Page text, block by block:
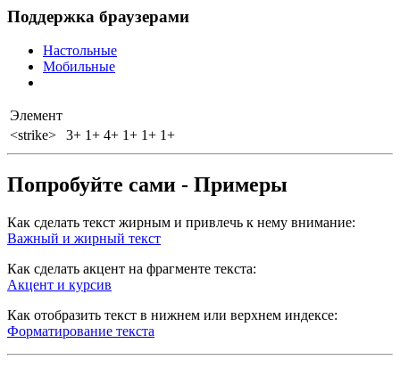
Поддержка браузерами
Настольные
Мобильные
Элемент
<strike>
3+ 1+ 4+ 1+ 1+ 1+
Попробуйте сами - Примеры
Как сделать текст жирным и привлечь к нему внимание:
Важный и жирный текст
Как сделать акцент на фрагменте текста:
Акцент и курсив
Как отобразить текст в нижнем или верхнем индексе:
Форматирование текста